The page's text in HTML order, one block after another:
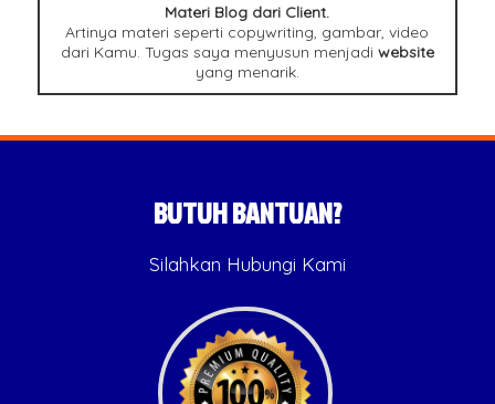
Materi Blog dari Client.
Artinya materi seperti copywriting, gambar, video
dari Kamu. Tugas saya menyusun menjadi website
yang menarik.
BUTUH BANTUAN?
Silahkan Hubungi Kami